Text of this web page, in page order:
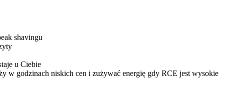
shavingu
u Ciebie
w godzinach niskich cen i zużywać energię gdy RCE jest wysokie